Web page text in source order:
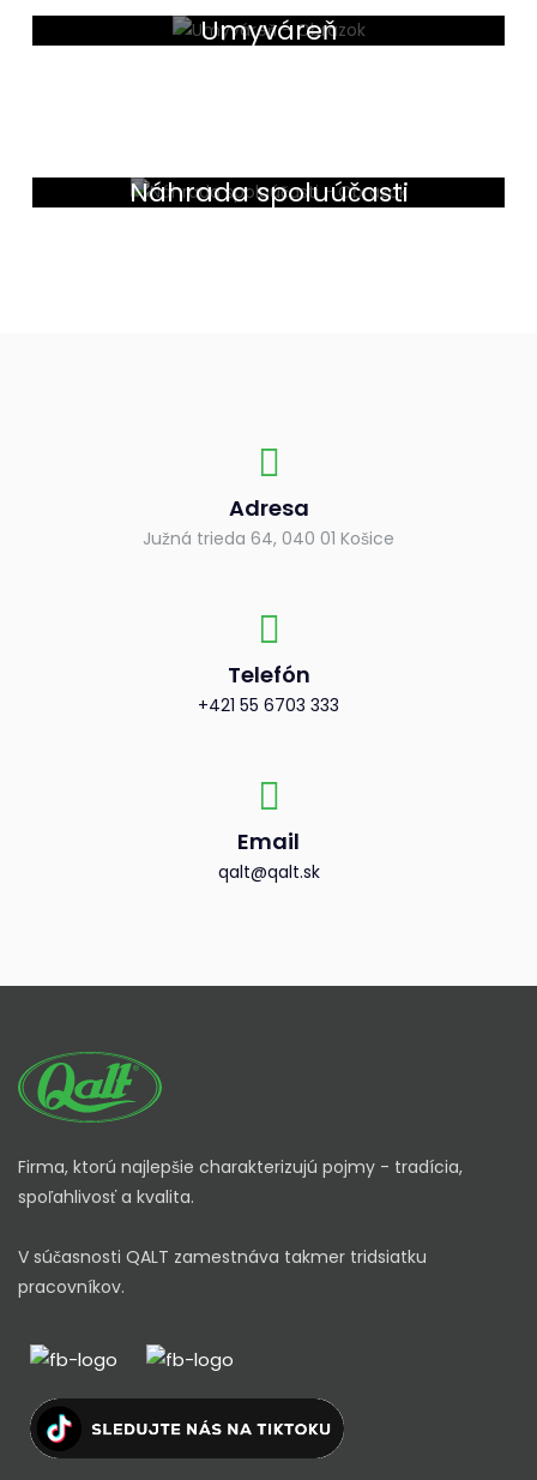
Umyváreň
Náhrada spoluúčasti
Adresa
Južná trieda 64, 040 01 Košice
Telefón
+421 55 6703 333
Email
qalt@qalt.sk
Firma, ktorú najlepšie charakterizujú pojmy - tradícia,
spoľahlivosť a kvalita.
V súčasnosti QALT zamestnáva takmer tridsiatku
pracovníkov.